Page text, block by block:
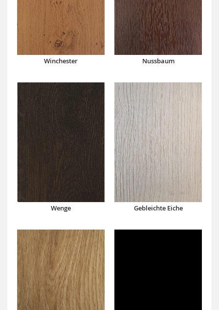
Winchester Nussbaum
Wenge Gebleichte Eiche